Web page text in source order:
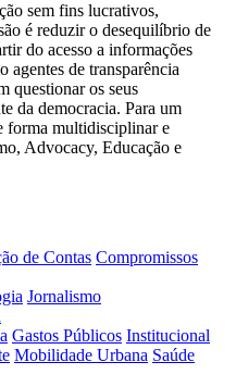
sem fins lucrativos,
é reduzir o desequilíbrio de
do acesso a informações
agentes de transparência
questionar os seus
da democracia. Para um
forma multidisciplinar e
Advocacy, Educação e
de Contas Compromissos
Jornalismo
Gastos Públicos Institucional
Mobilidade Urbana Saúde